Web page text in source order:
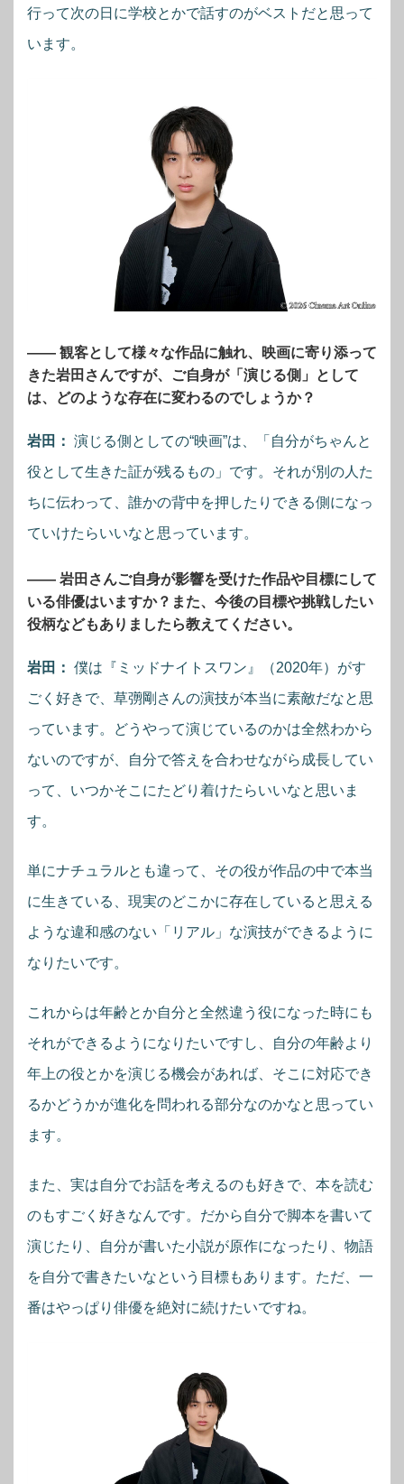
行って次の日に学校とかで話すのがベストだと思って
います。
―― 観客として様々な作品に触れ、映画に寄り添って
きた岩田さんですが、ご自身が「演じる側」として
は、どのような存在に変わるのでしょうか？
岩田： 演じる側としての“映画”は、「自分がちゃんと
役として生きた証が残るもの」です。それが別の人た
ちに伝わって、誰かの背中を押したりできる側になっ
ていけたらいいなと思っています。
―― 岩田さんご自身が影響を受けた作品や目標にして
いる俳優はいますか？また、今後の目標や挑戦したい
役柄などもありましたら教えてください。
岩田： 僕は『ミッドナイトスワン』（2020年）がす
ごく好きで、草彅剛さんの演技が本当に素敵だなと思
っています。どうやって演じているのかは全然わから
ないのですが、自分で答えを合わせながら成長してい
って、いつかそこにたどり着けたらいいなと思いま
す。
単にナチュラルとも違って、その役が作品の中で本当
に生きている、現実のどこかに存在していると思える
ような違和感のない「リアル」な演技ができるように
なりたいです。
これからは年齢とか自分と全然違う役になった時にも
それができるようになりたいですし、自分の年齢より
年上の役とかを演じる機会があれば、そこに対応でき
るかどうかが進化を問われる部分なのかなと思ってい
ます。
また、実は自分でお話を考えるのも好きで、本を読む
のもすごく好きなんです。だから自分で脚本を書いて
演じたり、自分が書いた小説が原作になったり、物語
を自分で書きたいなという目標もあります。ただ、一
番はやっぱり俳優を絶対に続けたいですね。